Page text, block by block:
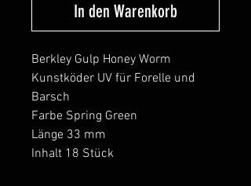
In den Warenkorb
Berkley Gulp Honey Worm
Kunstköder UV für Forelle und
Barsch
Farbe Spring Green
Länge 33 mm
Inhalt 18 Stück